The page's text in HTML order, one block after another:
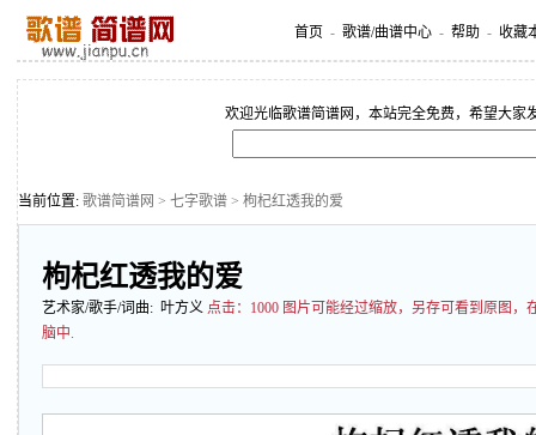
首页 - 歌谱/曲谱中心 - 帮助 - 收藏
欢迎光临歌谱简谱网，本站完全免费，希望大家
当前位置: 歌谱简谱网 > 七字歌谱 > 枸杞红透我的爱
枸杞红透我的爱
艺术家/歌手/词曲: 叶方义 点击： 1000 图片可能经过缩放，另存可看到原图
脑中.